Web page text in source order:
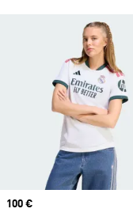
Prix
100 €